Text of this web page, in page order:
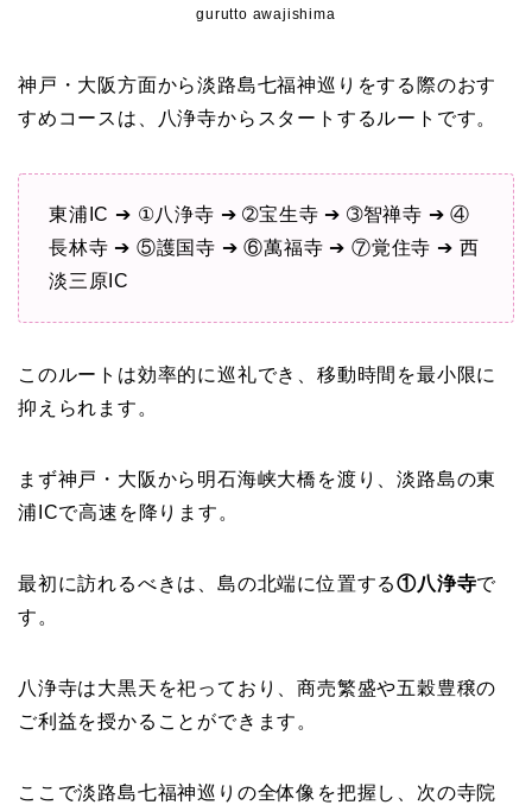
gurutto awajishima
神戸・大阪方面から淡路島七福神巡りをする際のおす
すめコースは、八浄寺からスタートするルートです。
東浦IC ➔ ①八浄寺 ➔ ➁宝生寺 ➔ ➂智禅寺 ➔ ④
長林寺 ➔ ⑤護国寺 ➔ ⑥萬福寺 ➔ ⑦覚住寺 ➔ 西
淡三原IC
このルートは効率的に巡礼でき、移動時間を最小限に
抑えられます。
まず神戸・大阪から明石海峡大橋を渡り、淡路島の東
浦ICで高速を降ります。
最初に訪れるべきは、島の北端に位置する①八浄寺で
す。
八浄寺は大黒天を祀っており、商売繁盛や五穀豊穣の
ご利益を授かることができます。
ここで淡路島七福神巡りの全体像を把握し、次の寺院